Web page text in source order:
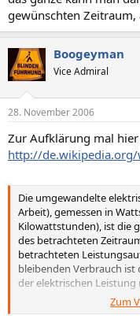
gewünschten
Boogeyman
Vice Admiral
28. November 2006
Zur Aufklärung mal hier
http://
Die umgewandelte
Arbeit), gemessen in
Kilowattstunden), ist die
des betrachteten
betrachteten
bleibenden Verbrauch
der elektrischen
Beispiel: Als Beispiel
Zum